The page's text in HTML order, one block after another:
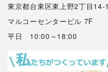
東京都台東区東上野2丁目14-1
マルコーセンタービル 7F
平日 10:00～18:00